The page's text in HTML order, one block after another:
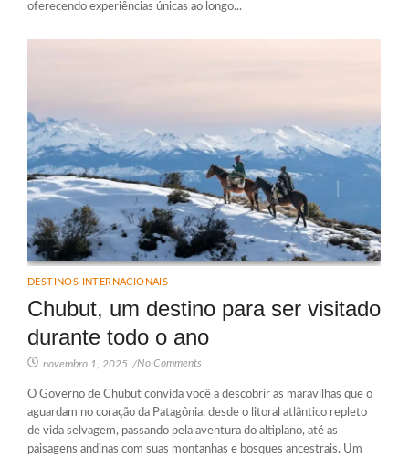
oferecendo experiências únicas ao longo...
DESTINOS INTERNACIONAIS
Chubut, um destino para ser visitado
durante todo o ano
novembro 1, 2025 /No Comments
O Governo de Chubut convida você a descobrir as maravilhas que o
aguardam no coração da Patagônia: desde o litoral atlântico repleto
de vida selvagem, passando pela aventura do altiplano, até as
paisagens andinas com suas montanhas e bosques ancestrais. Um